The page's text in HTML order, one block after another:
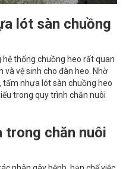
lót sàn chuồng
thống chuồng heo rất quan
vệ sinh cho đàn heo. Nhờ
tấm nhựa lót sàn chuồng heo
trong quy trình chăn nuôi
trong chăn nuôi